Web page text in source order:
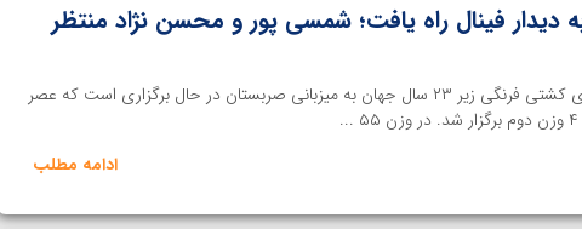
دیدار فینال راه یافت؛ شمسی پور و محسن نژاد منتظر
خانه کشتی | رقابت‌های کشتی فرنگی زیر ۲۳ سال جهان به میزبانی صربستان در حال برگزاری است که عصر
ادامه مطلب
آمویان از
ویدیو؛ صعود حسن یزدانی به فینال المپیک با برتری مقابل
ناظم امینه